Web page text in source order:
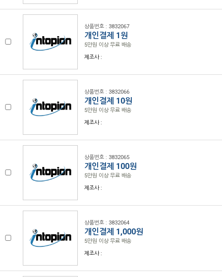
상품번호 : 3832067
개인결제 1원
5만원 이상 무료 배송
제조사 :
상품번호 : 3832066
개인결제 10원
5만원 이상 무료 배송
제조사 :
상품번호 : 3832065
개인결제 100원
5만원 이상 무료 배송
제조사 :
상품번호 : 3832064
개인결제 1,000원
5만원 이상 무료 배송
제조사 :